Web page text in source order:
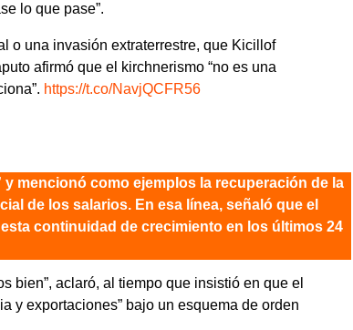
lo que pase”.
o una invasión extraterrestre, que Kicillof
afirmó que el kirchnerismo “no es una
https://t.co/NavjQCFR56
mencionó como ejemplos la recuperación de la
de los salarios. En esa línea, señaló que el
continuidad de crecimiento en los últimos 24
bien”, aclaró, al tiempo que insistió en que el
y exportaciones” bajo un esquema de orden